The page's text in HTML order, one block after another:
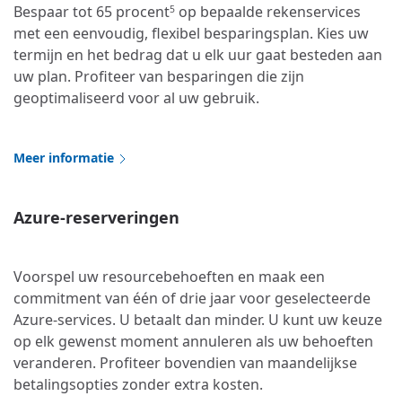
Bespaar tot 65 procent5 op bepaalde rekenservices
met een eenvoudig, flexibel besparingsplan. Kies uw
termijn en het bedrag dat u elk uur gaat besteden aan
uw plan. Profiteer van besparingen die zijn
geoptimaliseerd voor al uw gebruik.
Meer informatie
Azure-reserveringen
Voorspel uw resourcebehoeften en maak een
commitment van één of drie jaar voor geselecteerde
Azure-services. U betaalt dan minder. U kunt uw keuze
op elk gewenst moment annuleren als uw behoeften
veranderen. Profiteer bovendien van maandelijkse
betalingsopties zonder extra kosten.